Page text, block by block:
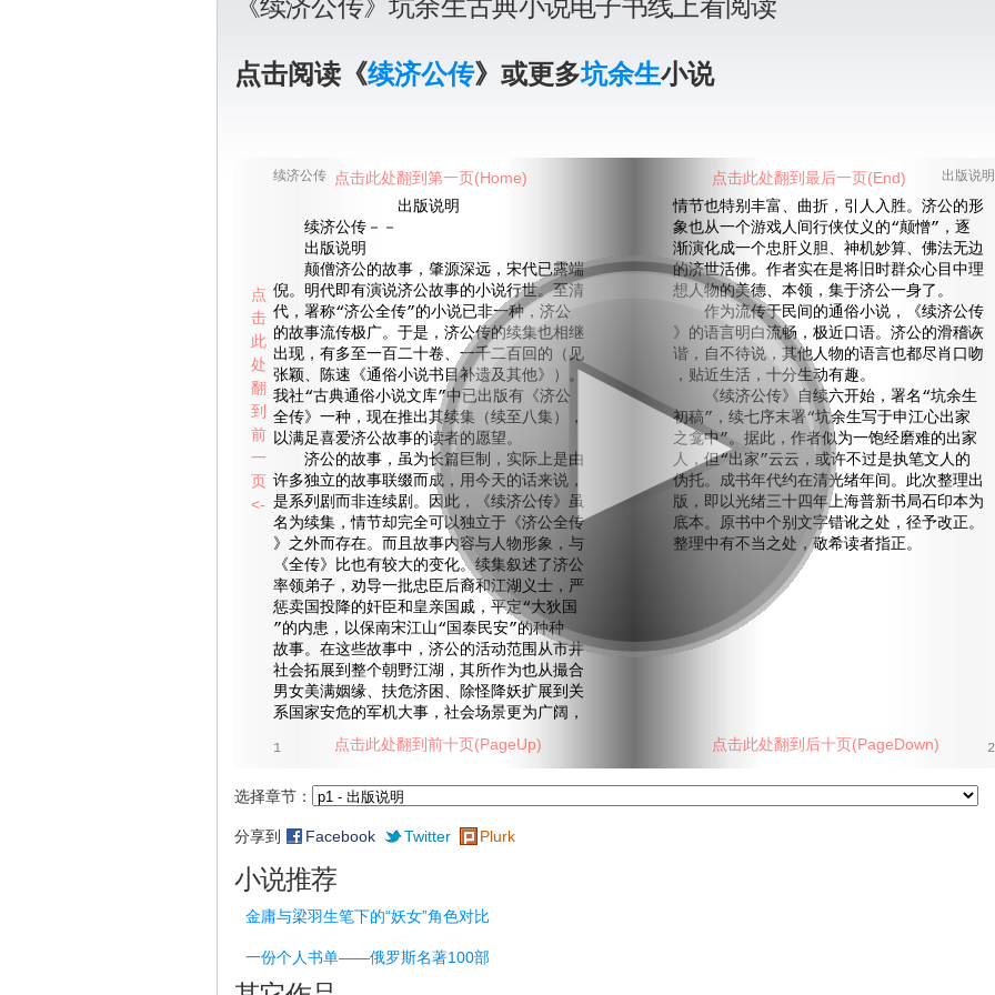
《续济公传》坑余生古典小说电子书线上看阅读
点击阅读《续济公传》或更多坑余生小说
续济公传 出版说明
出版说明
续济公传－－
出版说明
颠僧济公的故事，肇源深远，宋代已露端
倪。明代即有演说济公故事的小说行世。至清
代，署称“济公全传”的小说已非一种，济公
的故事流传极广。于是，济公传的续集也相继
出现，有多至一百二十卷、一千二百回的（见
张颖、陈速《通俗小说书目补遗及其他》）。
我社“古典通俗小说文库”中已出版有《济公
全传》一种，现在推出其续集（续至八集），
以满足喜爱济公故事的读者的愿望。
济公的故事，虽为长篇巨制，实际上是由
许多独立的故事联缀而成，用今天的话来说，
是系列剧而非连续剧。因此，《续济公传》虽
名为续集，情节却完全可以独立于《济公全传
》之外而存在。而且故事内容与人物形象，与
《全传》比也有较大的变化。续集叙述了济公
率领弟子，劝导一批忠臣后裔和江湖义士，严
惩卖国投降的奸臣和皇亲国戚，平定“大狄国
”的内患，以保南宋江山“国泰民安”的种种
故事。在这些故事中，济公的活动范围从市井
社会拓展到整个朝野江湖，其所作为也从撮合
男女美满姻缘、扶危济困、除怪降妖扩展到关
系国家安危的军机大事，社会场景更为广阔，
情节也特别丰富、曲折，引人入胜。济公的形
象也从一个游戏人间行侠仗义的“颠憎”，逐
渐演化成一个忠肝义胆、神机妙算、佛法无边
的济世活佛。作者实在是将旧时群众心目中理
想人物的美德、本领，集于济公一身了。
作为流传于民间的通俗小说，《续济公传
》的语言明白流畅，极近口语。济公的滑稽诙
谐，自不待说，其他人物的语言也都尽肖口吻
，贴近生活，十分生动有趣。
《续济公传》自续六开始，署名“坑余生
初稿”，续七序末署“坑余生写于申江心出家
之龛中”。据此，作者似为一饱经磨难的出家
人，但“出家”云云，或许不过是执笔文人的
伪托。成书年代约在清光绪年间。此次整理出
版，即以光绪三十四年上海普新书局石印本为
底本。原书中个别文字错讹之处，径予改正。
整理中有不当之处，敬希读者指正。
1 2
选择章节：
分享到 Facebook Twitter Plurk
点击此处翻到第一页(Home) 点击此处翻到最后一页(End)
点击此处翻到前十页(PageUp) 点击此处翻到后十页(PageDown)
点
击
此
处
翻
到
前
一
页
<-
小说推荐
金庸与梁羽生笔下的“妖女”角色对比
一份个人书单——俄罗斯名著100部